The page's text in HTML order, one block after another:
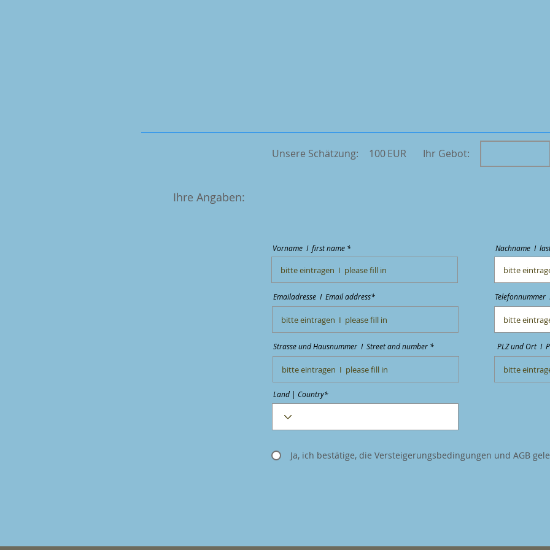
Unsere Schätzung: 100EUR Ihr Gebot:
Ihre Angaben:
Vorname I first name * Nachname I
Emailadresse I Email address*
Strasse und Hausnummer I Street and number * PLZ und Ort I
Land | Country*
Ja, ich bestätige, die Versteigerungsbedingungen und AGB